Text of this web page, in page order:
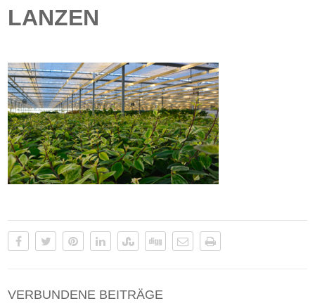
LANZEN
VERBUNDENE BEITRÄGE